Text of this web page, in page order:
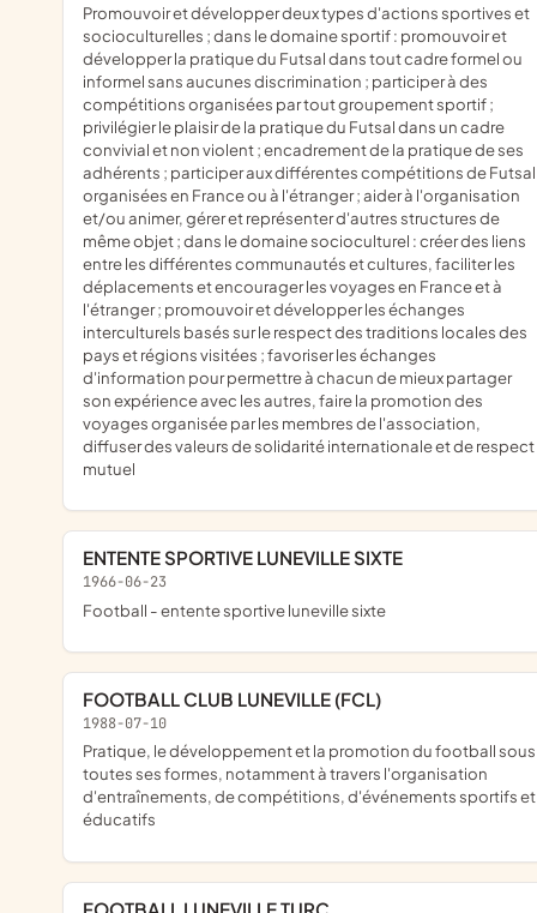
promouvoir et développer deux types d'actions sportives et
socioculturelles ; dans le domaine sportif : promouvoir et
développer la pratique du Futsal dans tout cadre formel ou
informel sans aucunes discrimination ; participer à des
compétitions organisées par tout groupement sportif ;
privilégier le plaisir de la pratique du Futsal dans un cadre
convivial et non violent ; encadrement de la pratique de ses
adhérents ; participer aux différentes compétitions de Futsal
organisées en France ou à l'étranger ; aider à l'organisation
et/ou animer, gérer et représenter d'autres structures de
même objet ; dans le domaine socioculturel : créer des liens
entre les différentes communautés et cultures, faciliter les
déplacements et encourager les voyages en France et à
l'étranger ; promouvoir et développer les échanges
interculturels basés sur le respect des traditions locales des
pays et régions visitées ; favoriser les échanges
d'information pour permettre à chacun de mieux partager
son expérience avec les autres, faire la promotion des
voyages organisée par les membres de l'association,
diffuser des valeurs de solidarité internationale et de respect
mutuel
ENTENTE SPORTIVE LUNEVILLE SIXTE
1966-06-23
football - entente sportive luneville sixte
FOOTBALL CLUB LUNEVILLE (FCL)
1988-07-10
pratique, le développement et la promotion du football sous
toutes ses formes, notamment à travers l'organisation
d'entraînements, de compétitions, d'événements sportifs et
éducatifs
FOOTBALL LUNEVILLE TURC